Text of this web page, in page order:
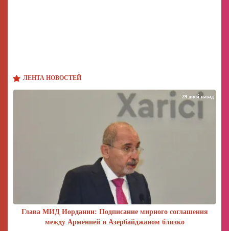
ЛЕНТА НОВОСТЕЙ
Глава МИД Иордании: Подписание мирного соглашения
между Арменией и Азербайджаном близко
29 дней назад